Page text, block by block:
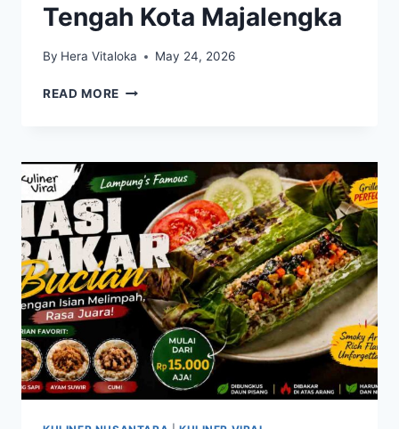
Tengah Kota Majalengka
By Hera Vitaloka May 24, 2026
READ MORE AYAM
PASAR
LAMA,
KELEZATAN
TENGAH
KOTA
MAJALENGKA